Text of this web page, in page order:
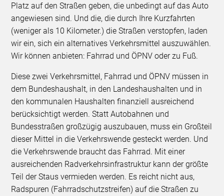
Platz auf den Straßen geben, die unbedingt auf das Auto
angewiesen sind. Und die, die durch Ihre Kurzfahrten
(weniger als 10 Kilometer.) die Straßen verstopfen, laden
wir ein, sich ein alternatives Verkehrsmittel auszuwählen.
Wir können anbieten: Fahrrad und ÖPNV oder zu Fuß.
Diese zwei Verkehrsmittel, Fahrrad und ÖPNV müssen in
dem Bundeshaushalt, in den Landeshaushalten und in
den kommunalen Haushalten finanziell ausreichend
berücksichtigt werden. Statt Autobahnen und
Bundesstraßen großzügig auszubauen, muss ein Großteil
dieser Mittel in die Verkehrswende gesteckt werden. Und
die Verkehrswende braucht das Fahrrad. Mit einer
ausreichenden Radverkehrsinfrastruktur kann der größte
Teil der Staus vermieden werden. Es reicht nicht aus,
Radspuren (Fahrradschutzstreifen) auf die Straßen zu